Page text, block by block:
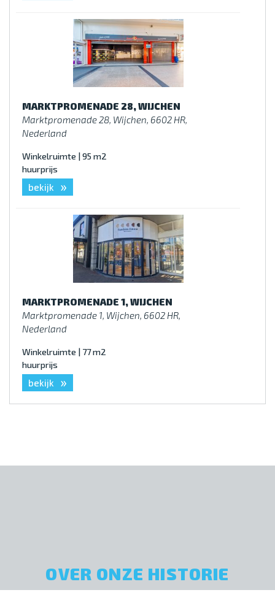
MARKTPROMENADE 28, WIJCHEN
Marktpromenade 28, Wijchen, 6602 HR,
Nederland
Winkelruimte | 95 m2
huurprijs
bekijk »
MARKTPROMENADE 1, WIJCHEN
Marktpromenade 1, Wijchen, 6602 HR,
Nederland
Winkelruimte | 77 m2
huurprijs
bekijk »
OVER ONZE HISTORIE